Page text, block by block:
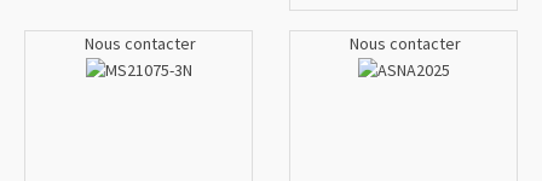
Nous contacter Nous contacter